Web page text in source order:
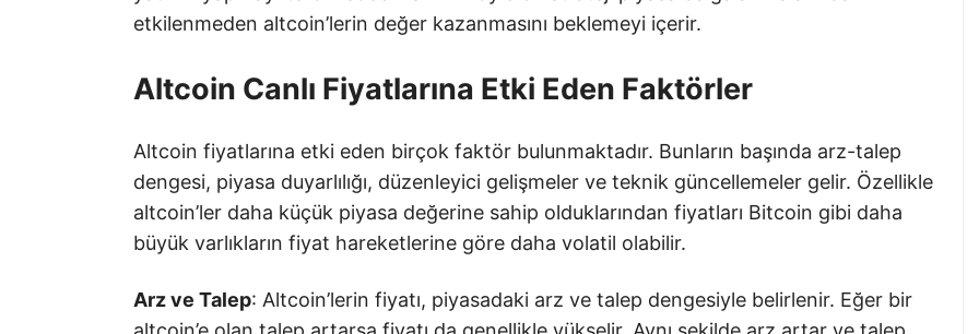
etkilenmeden altcoin’lerin değer kazanmasını beklemeyi içerir.
Altcoin Canlı Fiyatlarına Etki Eden Faktörler
Altcoin fiyatlarına etki eden birçok faktör bulunmaktadır. Bunların başında arz-talep
dengesi, piyasa duyarlılığı, düzenleyici gelişmeler ve teknik güncellemeler gelir. Özellikle
altcoin’ler daha küçük piyasa değerine sahip olduklarından fiyatları Bitcoin gibi daha
büyük varlıkların fiyat hareketlerine göre daha volatil olabilir.
Arz ve Talep: Altcoin’lerin fiyatı, piyasadaki arz ve talep dengesiyle belirlenir. Eğer bir